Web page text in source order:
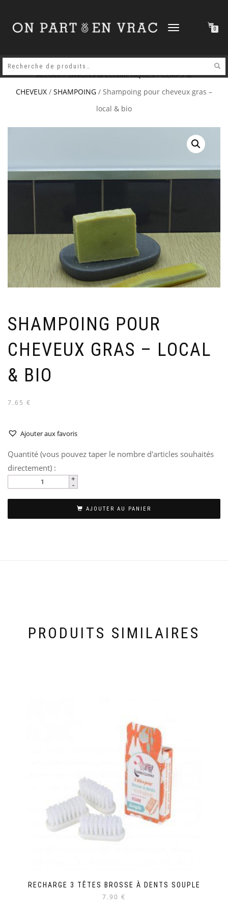
DÉPLIER
0
Accueil/SAVONS & COSMETIQUES/CORPS &
CHEVEUX / SHAMPOING / Shampoing pour cheveux gras –
local & bio
SHAMPOING POUR
CHEVEUX GRAS – LOCAL
& BIO
7.65 €
Ajouter aux favoris
Quantité (vous pouvez taper le nombre d'articles souhaités
directement) :
AJOUTER AU PANIER
PRODUITS SIMILAIRES
RECHARGE 3 TÊTES BROSSE À DENTS SOUPLE
7.90 €